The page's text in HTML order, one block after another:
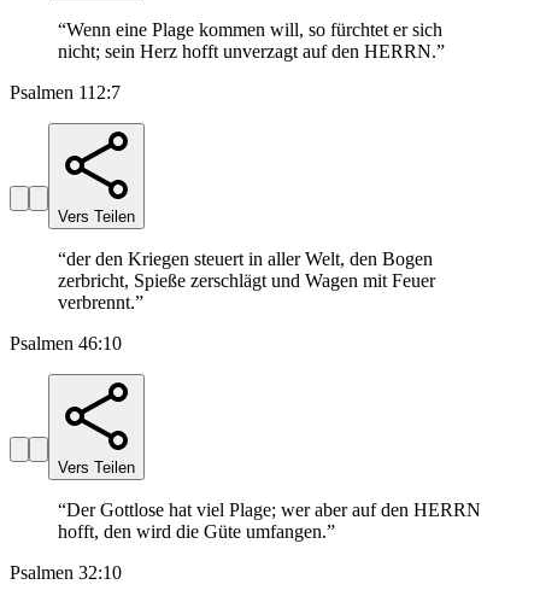
“Wenn eine Plage kommen will, so fürchtet er sich
nicht; sein Herz hofft unverzagt auf den HERRN.”
Psalmen 112:7
Vers Teilen
“der den Kriegen steuert in aller Welt, den Bogen
zerbricht, Spieße zerschlägt und Wagen mit Feuer
verbrennt.”
Psalmen 46:10
Vers Teilen
“Der Gottlose hat viel Plage; wer aber auf den HERRN
hofft, den wird die Güte umfangen.”
Psalmen 32:10